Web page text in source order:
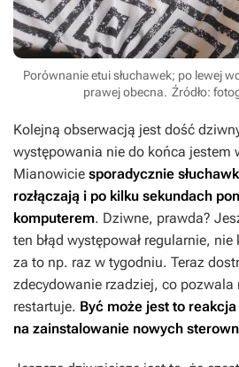
Porównanie etui słuchawek; po lewej
prawej obecna. Źródło:
Kolejną obserwacją jest dość
występowania nie do końca jestem
Mianowicie sporadycznie
rozłączają i po kilku sekundach
komputerem. Dziwne, prawda?
ten błąd występował regularnie,
za to np. raz w tygodniu. Teraz
zdecydowanie rzadziej, co
restartuje. Być może jest to
na zainstalowanie nowych